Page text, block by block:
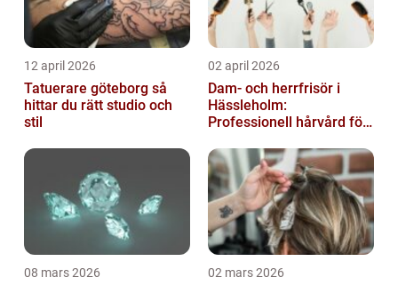
12 april 2026
Tatuerare göteborg så
hittar du rätt studio och
stil
02 april 2026
Dam- och herrfrisör i
Hässleholm:
Professionell hårvård för
08 mars 2026 02 mars 2026